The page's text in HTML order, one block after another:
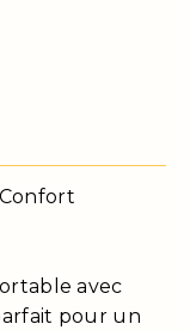
avec
pour un